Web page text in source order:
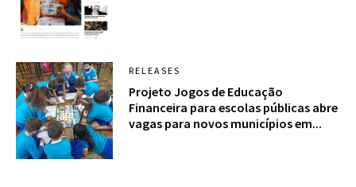
RELEASES
Projeto Jogos de Educação
Financeira para escolas públicas abre
vagas para novos municípios em...